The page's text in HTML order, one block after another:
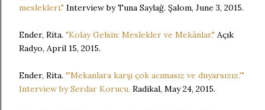
meslekleri." Interview by Tuna Saylağ. Şalom, June 3, 2015.
Ender, Rita. "Kolay Gelsin: Meslekler ve Mekânlar." Açık
Radyo, April 15, 2015.
Ender, Rita. "'Mekanlara karşı çok acımasız ve duyarsızız.'"
Interview by Serdar Korucu. Radikal, May 24, 2015.